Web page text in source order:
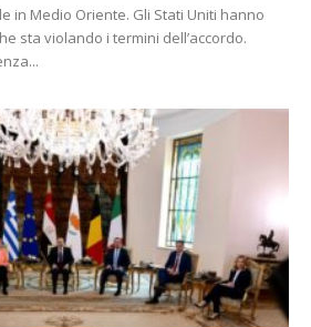
in Medio Oriente. Gli Stati Uniti hanno
sta violando i termini dell’accordo.